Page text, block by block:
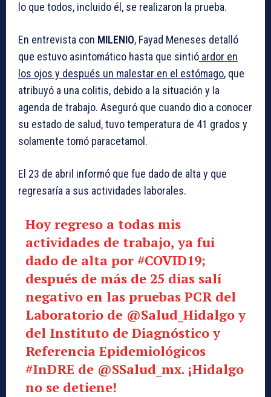
lo que todos, incluido él, se realizaron la prueba.
En entrevista con MILENIO, Fayad Meneses detalló
que estuvo asintomático hasta que sintió ardor en
los ojos y después un malestar en el estómago, que
atribuyó a una colitis, debido a la situación y la
agenda de trabajo. Aseguró que cuando dio a conocer
su estado de salud, tuvo temperatura de 41 grados y
solamente tomó paracetamol.
El 23 de abril informó que fue dado de alta y que
regresaría a sus actividades laborales.
Hoy regreso a todas mis
actividades de trabajo, ya fui
dado de alta por #COVID19;
después de más de 25 días salí
negativo en las pruebas PCR del
Laboratorio de @Salud_Hidalgoy
del Instituto de Diagnóstico y
Referencia Epidemiológicos
#InDRE de @SSalud_mx. ¡Hidalgo
no se detiene!